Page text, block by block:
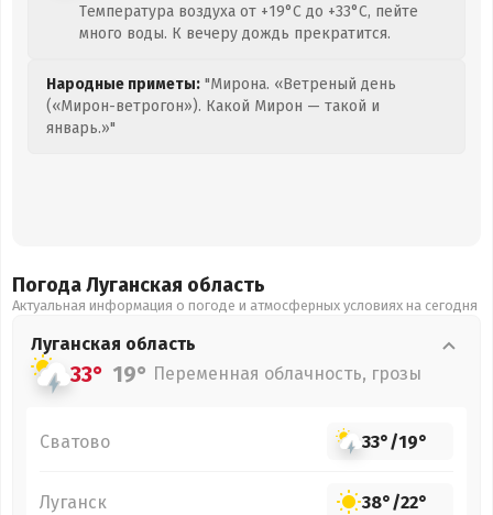
Температура воздуха от +19°C до +33°C, пейте
много воды. К вечеру дождь прекратится.
Народные приметы: "Мирона. «Ветреный день
(«Мирон-ветрогон»). Какой Мирон — такой и
январь.»"
Погода Луганская область
Актуальная информация о погоде и атмосферных условиях на сегодня
Луганская область
33° 19° Переменная облачность, грозы
Сватово 33°/19°
Луганск 38°/22°